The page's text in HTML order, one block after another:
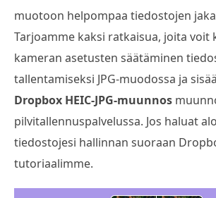
muotoon helpompaa tiedostojen
Tarjoamme kaksi ratkaisua, joita voit
kameran asetusten säätäminen
tallentamiseksi JPG-muodossa ja
Dropbox HEIC-JPG-muunnos
pilvitallennuspalvelussa. Jos haluat
tiedostojesi hallinnan suoraan
tutoriaalimme.